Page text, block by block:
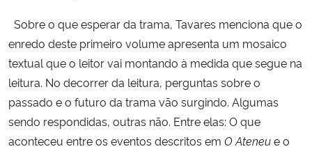
Sobre o que esperar da trama, Tavares menciona que o
enredo deste primeiro volume apresenta um mosaico
textual que o leitor vai montando à medida que segue na
leitura. No decorrer da leitura, perguntas sobre o
passado e o futuro da trama vão surgindo. Algumas
sendo respondidas, outras não. Entre elas: O que
aconteceu entre os eventos descritos em O Ateneue o